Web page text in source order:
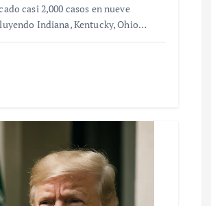
casi 2,000 casos en nueve
Indiana, Kentucky, Ohio…